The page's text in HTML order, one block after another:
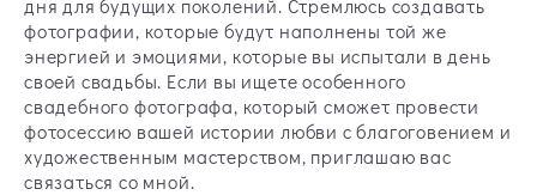
дня для будущих поколений. Стремлюсь создавать
фотографии, которые будут наполнены той же
энергией и эмоциями, которые вы испытали в день
своей свадьбы. Если вы ищете особенного
свадебного фотографа, который сможет провести
фотосессию вашей истории любви с благоговением и
художественным мастерством, приглашаю вас
связаться со мной.